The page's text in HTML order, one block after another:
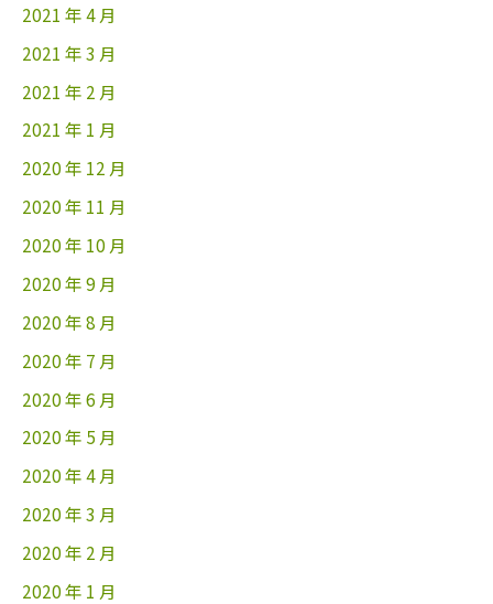
2021 年 4 月
2021 年 3 月
2021 年 2 月
2021 年 1 月
2020 年 12 月
2020 年 11 月
2020 年 10 月
2020 年 9 月
2020 年 8 月
2020 年 7 月
2020 年 6 月
2020 年 5 月
2020 年 4 月
2020 年 3 月
2020 年 2 月
2020 年 1 月